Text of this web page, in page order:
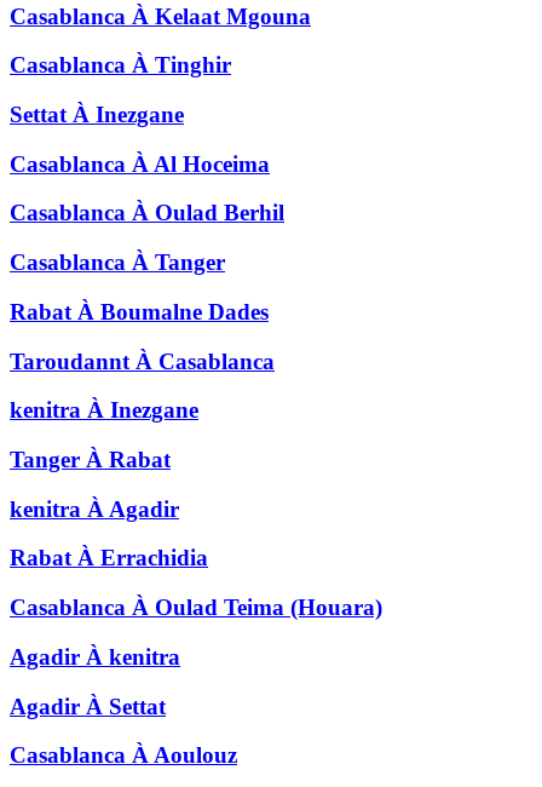
Casablanca À Kelaat Mgouna
Casablanca À Tinghir
Settat À Inezgane
Casablanca À Al Hoceima
Casablanca À Oulad Berhil
Casablanca À Tanger
Rabat À Boumalne Dades
Taroudannt À Casablanca
kenitra À Inezgane
Tanger À Rabat
kenitra À Agadir
Rabat À Errachidia
Casablanca À Oulad Teima (Houara)
Agadir À kenitra
Agadir À Settat
Casablanca ÀAoulouz